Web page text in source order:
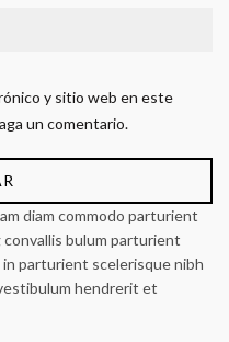
y sitio web en este
un comentario.
diam commodo parturient
bulum parturient
parturient scelerisque nibh
hendrerit et